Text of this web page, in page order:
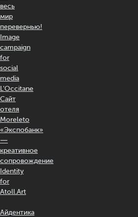
весь
мир
перевернью!
Image
campaign
for
social
media
L'Occitane
Сайт
отеля
Moreleto
«Экспобанк»
—
креативное
сопровождение
Identity
for
Atoll.Art
Айдентика